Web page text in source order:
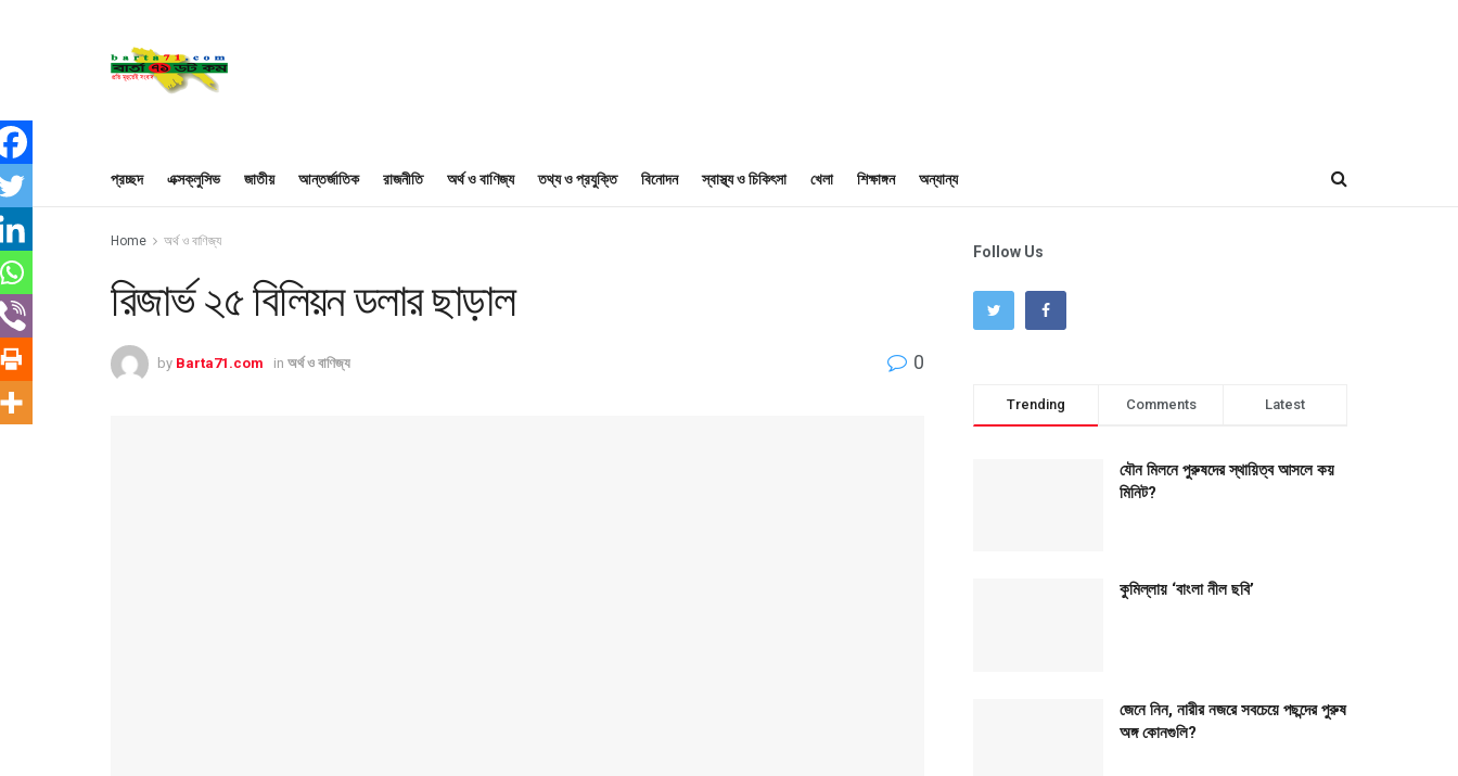
প্রচ্ছদ এক্সক্লুসিভ জাতীয় আন্তর্জাতিক রাজনীতি অর্থ ও বাণিজ্য তথ্য ও প্রযুক্তি বিনোদন স্বাস্থ্য ও চিকিৎসা খেলা শিক্ষাঙ্গন অন্যান্য
Home অর্থ ও বাণিজ্য
রিজার্ভ ২৫ বিলিয়ন ডলার ছাড়াল
by Barta71.com in অর্থ ও বাণিজ্য 0
Follow Us
Trending Comments Latest
যৌন মিলনে পুরুষদের স্থায়িত্ব আসলে কয়
মিনিট?
কুমিল্লায় ‘বাংলা নীল ছবি’
জেনে নিন, নারীর নজরে সবচেয়ে পছন্দের পুরুষ
অঙ্গ কোনগুলি?